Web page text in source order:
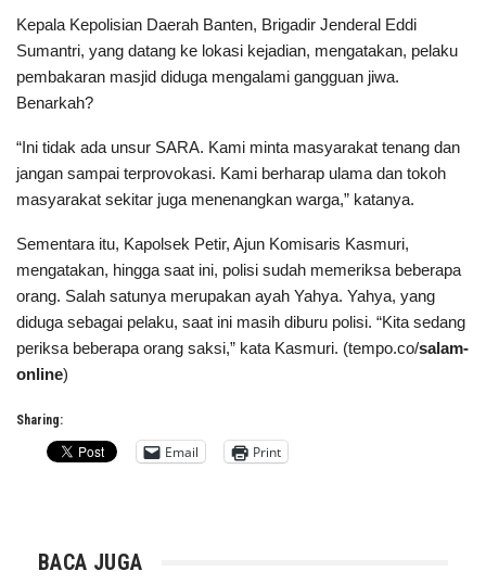
Kepala Kepolisian Daerah Banten, Brigadir Jenderal Eddi
Sumantri, yang datang ke lokasi kejadian, mengatakan, pelaku
pembakaran masjid diduga mengalami gangguan jiwa.
Benarkah?
“Ini tidak ada unsur SARA. Kami minta masyarakat tenang dan
jangan sampai terprovokasi. Kami berharap ulama dan tokoh
masyarakat sekitar juga menenangkan warga,” katanya.
Sementara itu, Kapolsek Petir, Ajun Komisaris Kasmuri,
mengatakan, hingga saat ini, polisi sudah memeriksa beberapa
orang. Salah satunya merupakan ayah Yahya. Yahya, yang
diduga sebagai pelaku, saat ini masih diburu polisi. “Kita sedang
periksa beberapa orang saksi,” kata Kasmuri. (tempo.co/salam-
online)
Sharing:
Email Print
BACA JUGA